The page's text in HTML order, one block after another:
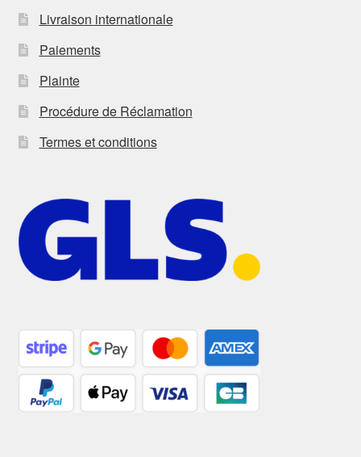
Livraison internationale
Paiements
Plainte
Procédure de Réclamation
Termes et conditions